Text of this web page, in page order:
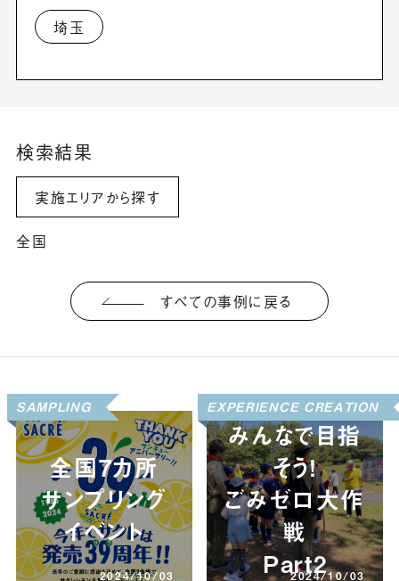
埼玉
検索結果
実施エリアから探す
全国
すべての事例に戻る
SAMPLING
2024/10/03
全国7カ所
サンプリング
イベント
EXPERIENCE CREATION
2024/10/03
みんなで目指
そう！
ごみゼロ大作
戦
Part2